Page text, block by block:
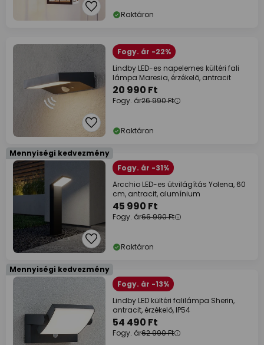
Raktáron
Fogy. ár -22%
Lindby LED-es napelemes kültéri fali
lámpa Maresia, érzékelő, antracit
20 990 Ft
Fogy. ár26 990 Ft
Raktáron
Mennyiségi kedvezmény
Fogy. ár -31%
Arcchio LED-es útvilágítás Yolena, 60
cm, antracit, alumínium
45 990 Ft
Fogy. ár66 990 Ft
Raktáron
Mennyiségi kedvezmény
Fogy. ár -13%
Lindby LED kültéri falilámpa Sherin,
antracit, érzékelő, IP54
54 490 Ft
Fogy. ár62 990 Ft